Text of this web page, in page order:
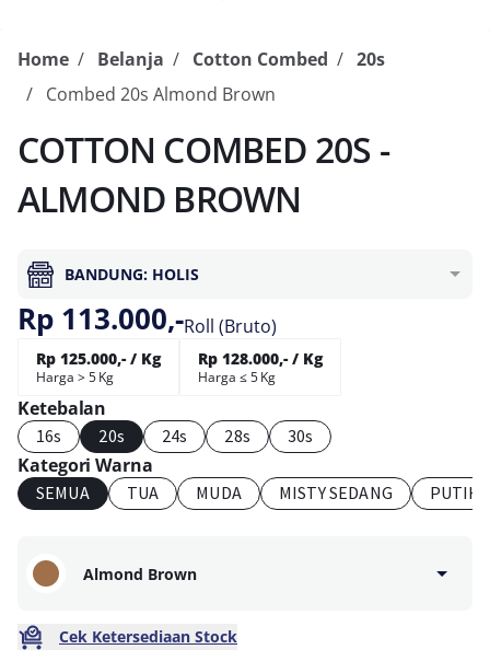
Home Belanja Cotton Combed
20s
Combed 20s Almond Brown
COTTON COMBED 20S -
ALMOND BROWN
BANDUNG: HOLIS
Rp 113.000,-Roll (Bruto)
Rp 125.000,- / Kg
Harga > 5 Kg
Rp 128.000,- / Kg
Harga ≤ 5 Kg
Ketebalan
16s 20s 24s 28s 30s
Kategori Warna
SEMUA TUA MUDA MISTY SEDANG PUTIH
Almond Brown
Cek Ketersediaan Stock